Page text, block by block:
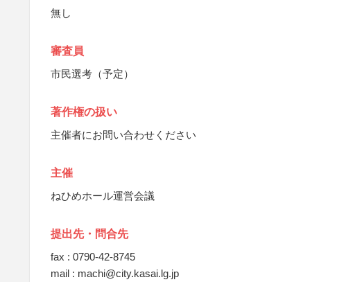
無し
審査員
市民選考（予定）
著作権の扱い
主催者にお問い合わせください
主催
ねひめホール運営会議
提出先・問合先
fax : 0790-42-8745
mail : machi@city.kasai.lg.jp